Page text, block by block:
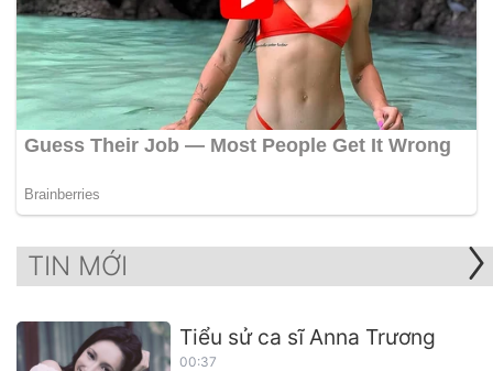
TIN MỚI
Tiểu sử ca sĩ Anna Trương
00:37